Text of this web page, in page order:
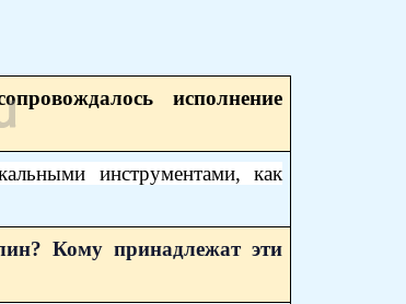
исполнение
инструментами, как
Кому принадлежат эти